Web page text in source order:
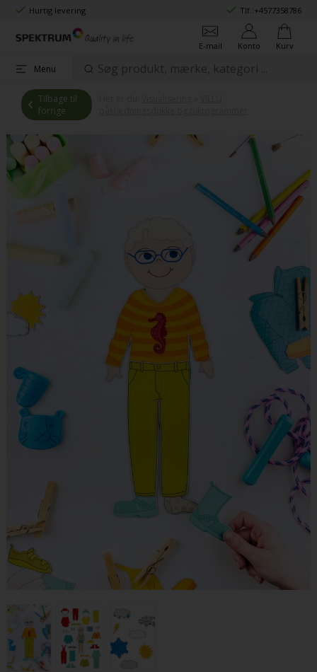
Hurtig levering Tlf.:+4577358786
E-mail Konto Kurv
Menu
Tilbage til
forrige